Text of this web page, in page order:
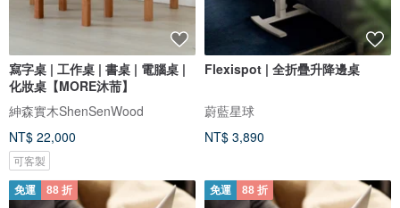
寫字桌 | 工作桌 | 書桌 | 電腦桌 |
化妝桌【MORE沐荋】
紳森實木ShenSenWood
NT$ 22,000
可客製
Flexispot | 全折疊升降邊桌
蔚藍星球
NT$ 3,890
免運 88 折 免運 88 折